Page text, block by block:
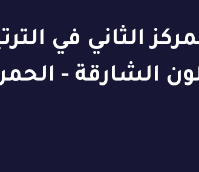
الثاني في
الشارقة -